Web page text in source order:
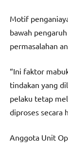
Motif
bawah
permasalahan
“Ini faktor
tindakan yang
pelaku tetap
diproses secara
Anggota Unit